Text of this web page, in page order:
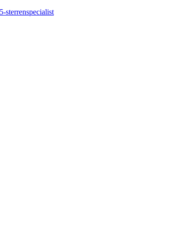
5-sterrenspecialist